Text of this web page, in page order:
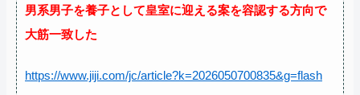
男系男子を養子として皇室に迎える案を容認する方向で
大筋一致した
https://www.jiji.com/jc/article?k=2026050700835&g=flash